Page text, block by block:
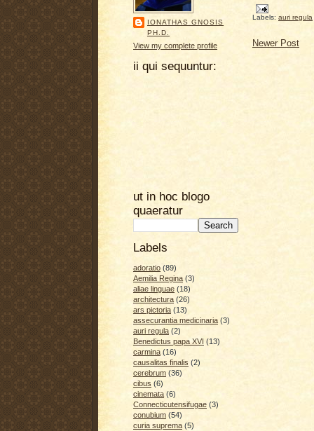
IONATHAS GNOSIS
PH.D.
View my complete profile
ii qui sequuntur:
ut in hoc blogo
quaeratur
Labels
adoratio (89)
Aemilia Regina (3)
aliae linguae (18)
architectura (26)
ars pictoria (13)
assecurantia medicinaria (3)
auri regula (2)
Benedictus papa XVI (13)
carmina (16)
causalitas finalis (2)
cerebrum (36)
cibus (6)
cinemata (6)
Connecticutensifugae (3)
conubium (54)
curia suprema (5)
Labels: auri regula
Newer Post